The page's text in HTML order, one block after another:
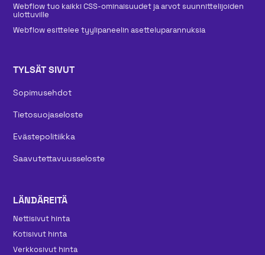
Webflow tuo kaikki CSS-ominaisuudet ja arvot suunnittelijoiden
ulottuville
Webflow esittelee tyylipaneelin asetteluparannuksia
TYLSÄT SIVUT
Sopimusehdot
Tietosuojaseloste
Evästepolitiikka
Saavutettavuusseloste
LÄNDÄREITÄ
Nettisivut hinta
Kotisivut hinta
Verkkosivut hinta